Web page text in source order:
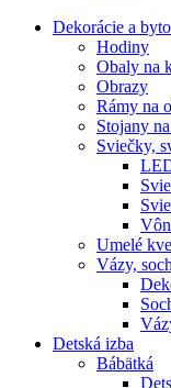
Dekorácie a
Hodiny
Obaly na
Obrazy
Rámy na
Stojany
Sviečky,
Umelé
Vázy,
Detská izba
Bábätká